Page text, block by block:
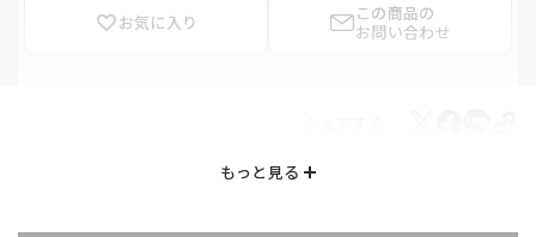
お気に入り
この商品の
お問い合わせ